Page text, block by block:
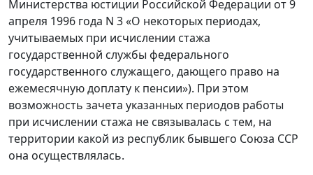
Министерства юстиции Российской Федерации от 9
апреля 1996 года N 3 «О некоторых периодах,
учитываемых при исчислении стажа
государственной службы федерального
государственного служащего, дающего право на
ежемесячную доплату к пенсии»). При этом
возможность зачета указанных периодов работы
при исчислении стажа не связывалась с тем, на
территории какой из республик бывшего Союза ССР
она осуществлялась.